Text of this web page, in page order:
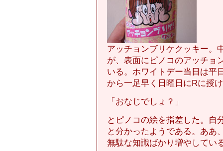
アッチョンブリケクッキー。
が、表面にピノコのアッチョ
いる。ホワイトデー当日は平
から一足早く日曜日にRに授
「おなじでしょ？」
とピノコの絵を指差した。自
と分かったようである。ああ
無駄な知識ばかり増やしてい